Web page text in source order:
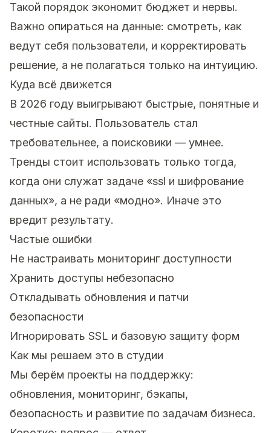
Такой порядок экономит бюджет и нервы.
Важно опираться на данные: смотреть, как
ведут себя пользователи, и корректировать
решение, а не полагаться только на интуицию.
Куда всё движется
В 2026 году выигрывают быстрые, понятные и
честные сайты. Пользователь стал
требовательнее, а поисковики — умнее.
Тренды стоит использовать только тогда,
когда они служат задаче «ssl и шифрование
данных», а не ради «модно». Иначе это
вредит результату.
Частые ошибки
Не настраивать мониторинг доступности
Хранить доступы небезопасно
Откладывать обновления и патчи
безопасности
Игнорировать SSL и базовую защиту форм
Как мы решаем это в студии
Мы берём проекты на поддержку:
обновления, мониторинг, бэкапы,
безопасность и развитие по задачам бизнеса.